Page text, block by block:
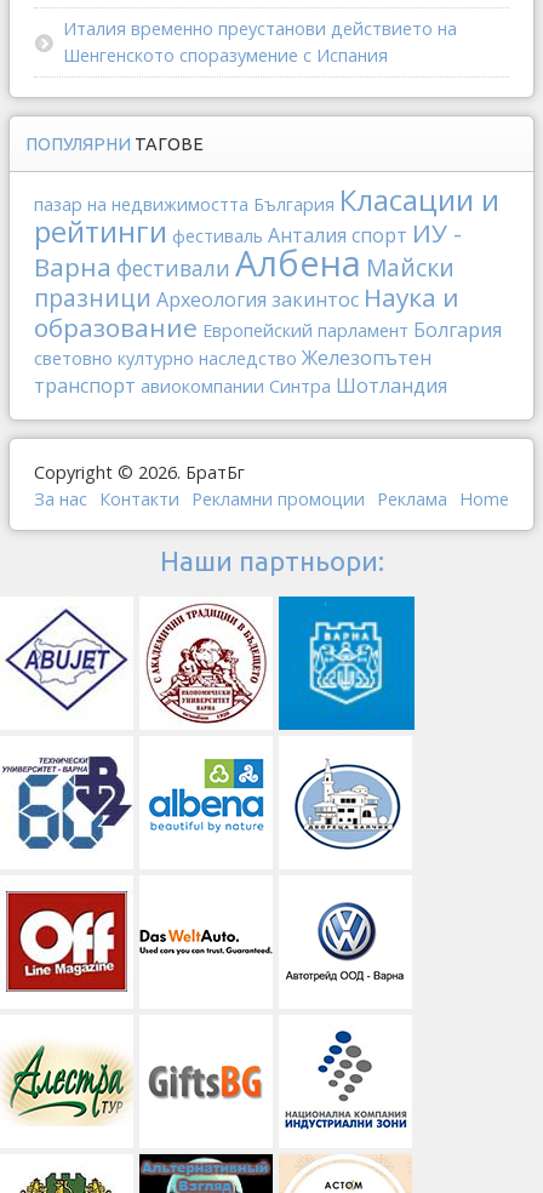
Италия временно преустанови действието на
Шенгенското споразумение с Испания
ПОПУЛЯРНИ ТАГОВЕ
пазар на недвижимостта България Класации и
рейтинги фестиваль Анталия спорт ИУ -
Варна фестивали Албена Майски
празници Археология закинтос Наука и
образование Европейский парламент Болгария
световно културно наследство Железопътен
транспорт авиокомпании Синтра Шотландия
Copyright © 2026. БратБг
За нас Контакти Рекламни промоции Реклама Home
Наши партньори: